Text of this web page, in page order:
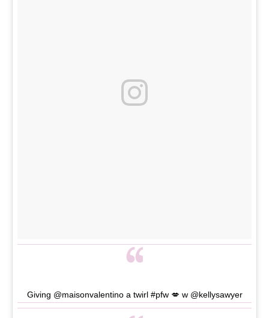
Giving @maisonvalentino a twirl #pfw 💋 w @kellysawyer